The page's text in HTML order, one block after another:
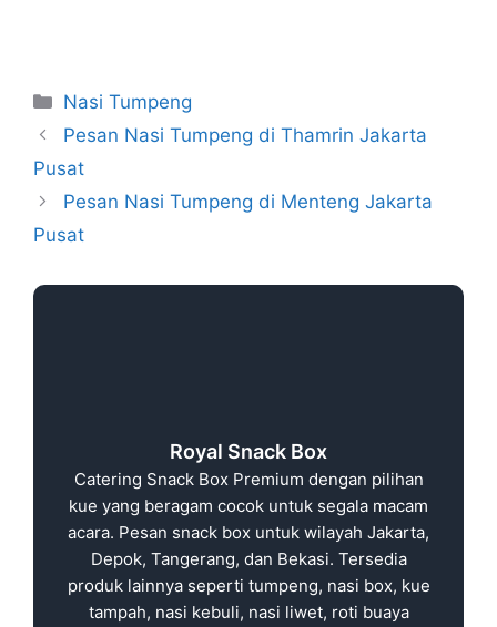
Nasi Tumpeng
Pesan Nasi Tumpeng di Thamrin Jakarta
Pusat
Pesan Nasi Tumpeng di Menteng Jakarta
Pusat
Royal Snack Box
Catering Snack Box Premium dengan pilihan
kue yang beragam cocok untuk segala macam
acara. Pesan snack box untuk wilayah Jakarta,
Depok, Tangerang, dan Bekasi. Tersedia
produk lainnya seperti tumpeng, nasi box, kue
tampah, nasi kebuli, nasi liwet, roti buaya